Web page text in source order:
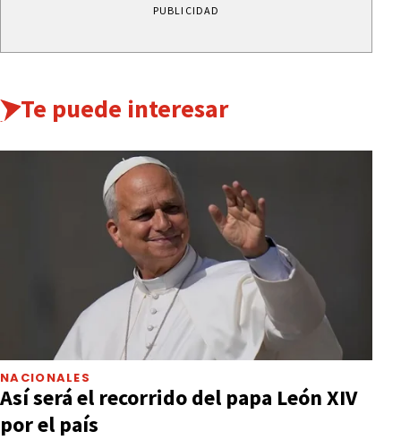
PUBLICIDAD
Te puede interesar
NACIONALES
Así será el recorrido del papa León XIV
por el país